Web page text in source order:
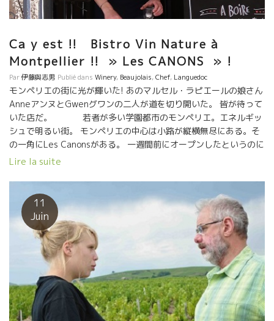
Ca y est !! Bistro Vin Nature à
Montpellier !! » Les CANONS » !
Par伊藤與志男 Publié dans Winery, Beaujolais,Chef, Languedoc
モンペリエの街に光が輝いた! あのマルセル・ラピエールの娘さん
AnneアンヌとGwenグワンの二人が道を切り開いた。 皆が待って
いた店だ。 若者が多い学園都市のモンペリエ。エネルギッ
シュで明るい街。 モンペリエの中心は小路が縦横無尽にある。そ
の一角にLes Canonsがある。 一週間前にオープンしたというのに
連日の満員ともこと。 まだ、二人っきりでまわしている。グワン
ったとのこと。 勿論、ラピエール家のモルゴンを開けた。 夏は
店の前の小路に面したテラスが最高だ。 モンペリエの街にファミ
リー店ができて心から嬉しい！！ やる気満々でエネルギーに溢れ
ているアンヌとグワン、素晴らしい店になるだろう！
Lire la suite
11
Juin